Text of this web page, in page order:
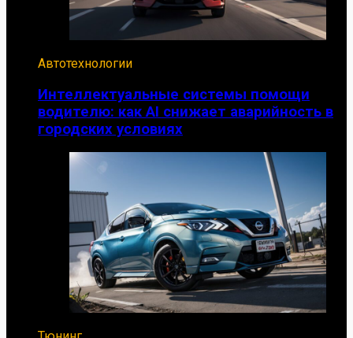
Автотехнологии
Интеллектуальные системы помощи
водителю: как AI снижает аварийность в
городских условиях